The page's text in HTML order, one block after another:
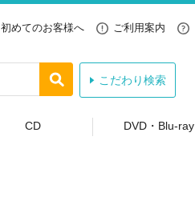
初めてのお客様へ ご利用案内
こだわり検索
CD DVD・Blu-ray